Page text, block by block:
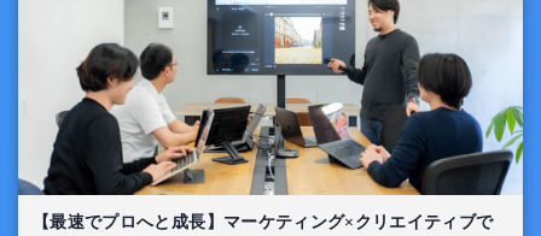
【最速でプロへと成長】マーケティング×クリエイティブで